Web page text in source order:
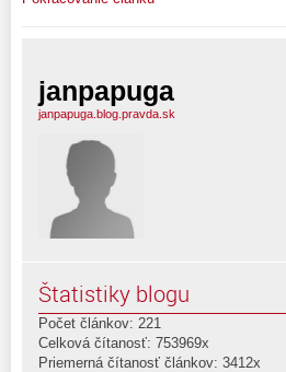
janpapuga
janpapuga.blog.pravda.sk
Štatistiky blogu
Počet článkov: 221
Celková čítanosť: 753969x
Priemerná čítanosť článkov: 3412x